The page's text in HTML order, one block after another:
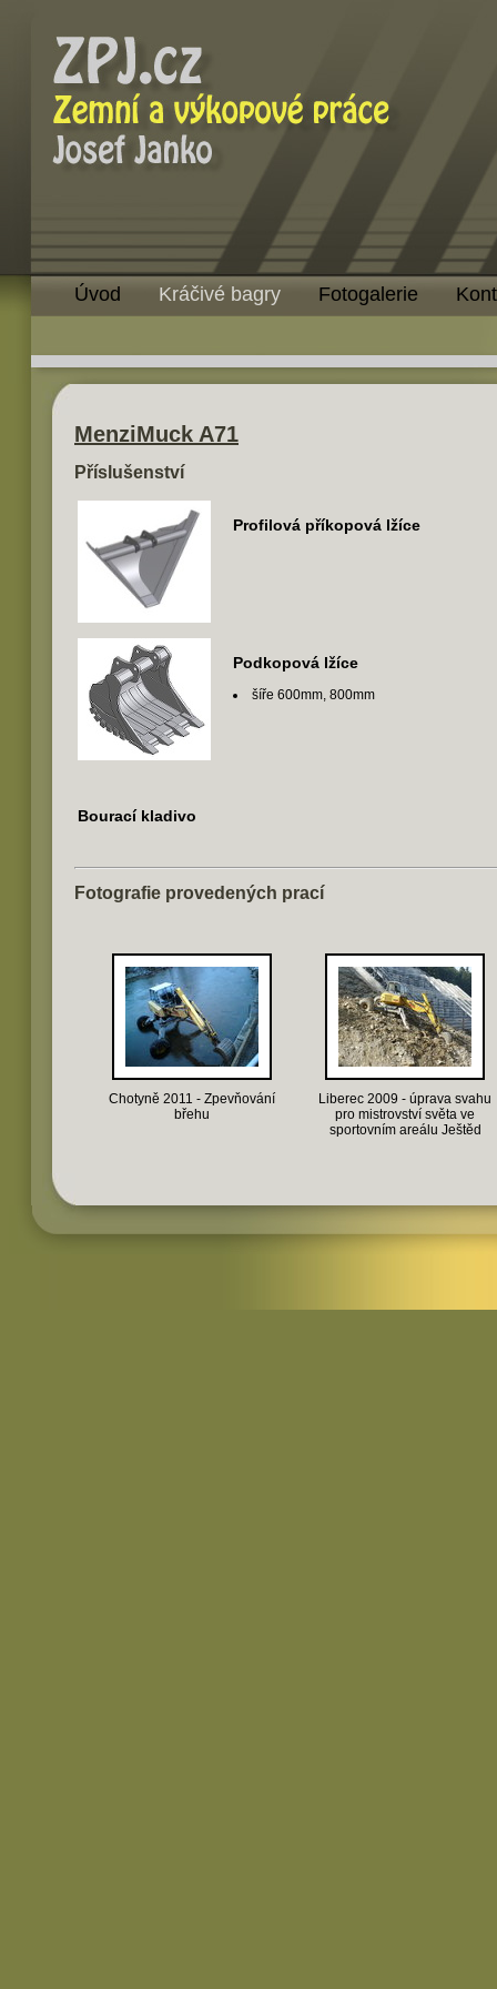
Úvod Kráčivé bagry Fotogalerie
MenziMuck A71
Příslušenství
Profilová příkopová lžíce
Podkopová lžíce
šíře 600mm, 800mm
Bourací kladivo
Fotografie provedených prací
Chotyně 2011 - Zpevňování
břehu
Liberec 2009 - úprava svahu
pro mistrovství světa ve
sportovním areálu Ještěd